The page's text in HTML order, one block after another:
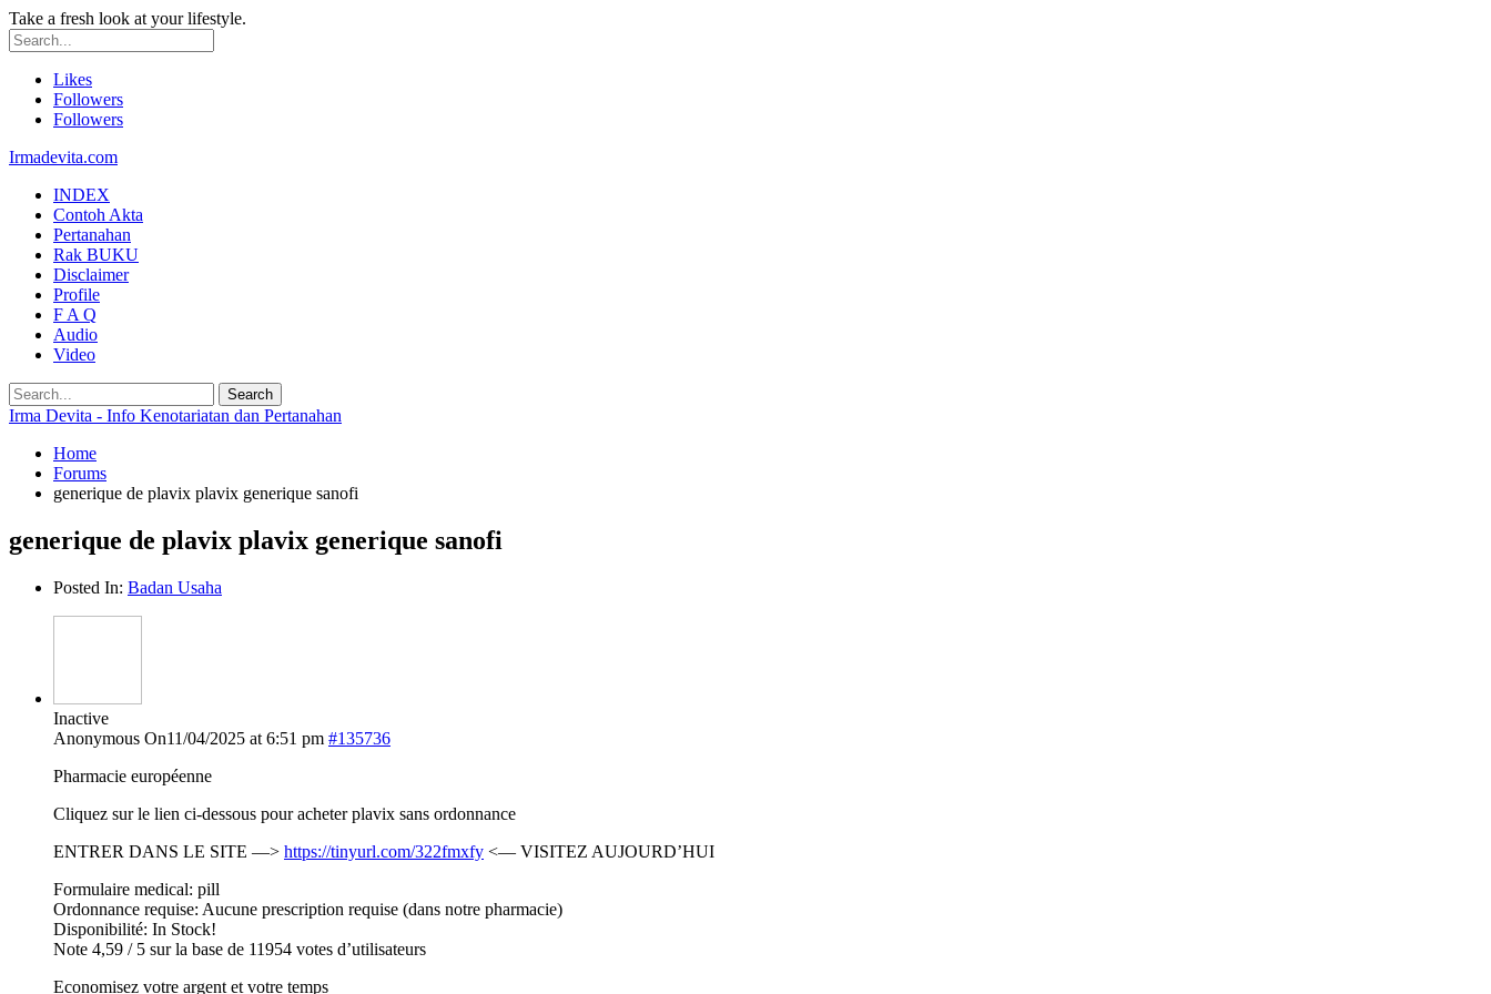
Take a fresh look at your lifestyle.
Likes
Followers
Followers
Irmadevita.com
INDEX
Contoh Akta
Pertanahan
Rak BUKU
Disclaimer
Profile
F A Q
Audio
Video
Irma Devita - Info Kenotariatan dan Pertanahan
Home
Forums
generique de plavix plavix generique sanofi
generique de plavix plavix generique sanofi
Posted In: Badan Usaha
Inactive
Anonymous On11/04/2025 at 6:51 pm #135736
Pharmacie européenne
Cliquez sur le lien ci-dessous pour acheter plavix sans ordonnance
ENTRER DANS LE SITE —> https://tinyurl.com/322fmxfy <— VISITEZ AUJOURD’HUI
Formulaire medical: pill
Ordonnance requise: Aucune prescription requise (dans notre pharmacie)
Disponibilité: In Stock!
Note 4,59 / 5 sur la base de 11954 votes d’utilisateurs
Economisez votre argent et votre temps